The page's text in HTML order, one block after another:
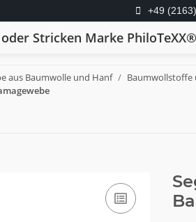
+49
Stricken Marke PhiloTeXX®
aus Baumwolle und Hanf
Baumwollstoffe